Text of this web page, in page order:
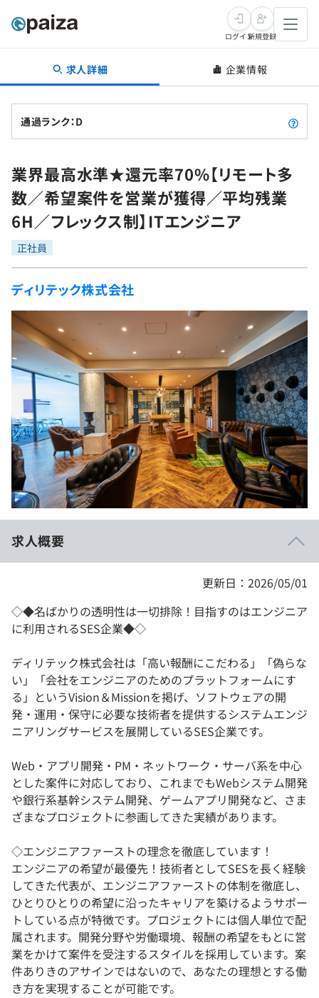
転職・キャリア
転職成功ガイド
転職エージェント
インタビュー
転職成功ガイド
新卒就活
求人検索
本選考
インターン
新卒エージェント
イベント・セミナー
インタビュー
就活成功ガイド
学習
問題集
4択課題
ナレッジ
リファレンス
プラン
個人向けプラン
法人向けプラン
学校向けプラン
契約内容・クーポン
プログラミング言語
評価結果一覧
再チャレンジ結果一覧
ゲーム・マンガ
Tech Team Journal
paiza times
note
paizaとは？
ログイン新規登録
求人詳細 企業情報
通過ランク：D
業界最高水準★還元率70%【リモート多
数／希望案件を営業が獲得／平均残業
6H／フレックス制】ITエンジニア
正社員
ディリテック株式会社
求人概要
更新日：2026/05/01
◇◆名ばかりの透明性は一切排除！目指すのはエンジニア
に利用されるSES企業◆◇
ディリテック株式会社は「高い報酬にこだわる」「偽らな
い」「会社をエンジニアのためのプラットフォームにす
る」というVision＆Missionを掲げ、ソフトウェアの開
発・運用・保守に必要な技術者を提供するシステムエンジ
ニアリングサービスを展開しているSES企業です。
Web・アプリ開発・PM・ネットワーク・サーバ系を中心
とした案件に対応しており、これまでもWebシステム開発
や銀行系基幹システム開発、ゲームアプリ開発など、さま
ざまなプロジェクトに参画してきた実績があります。
◇エンジニアファーストの理念を徹底しています！
エンジニアの希望が最優先！技術者としてSESを長く経験
してきた代表が、エンジニアファーストの体制を徹底し、
ひとりひとりの希望に沿ったキャリアを築けるようサポー
トしている点が特徴です。プロジェクトには個人単位で配
属されます。開発分野や労働環境、報酬の希望をもとに営
業をかけて案件を受注するスタイルを採用しています。案
件ありきのアサインではないので、あなたの理想とする働
き方を実現することが可能です。